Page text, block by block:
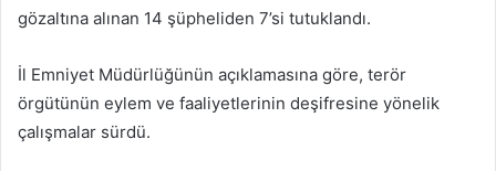
gözaltına alınan 14 şüpheliden 7’si tutuklandı.
İl Emniyet Müdürlüğünün açıklamasına göre, terör
örgütünün eylem ve faaliyetlerinin deşifresine yönelik
çalışmalar sürdü.